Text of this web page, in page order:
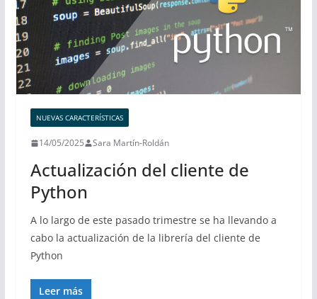
NUEVAS CARACTERÍSTICAS
14/05/2025 Sara Martín-Roldán
Actualización del cliente de
Python
A lo largo de este pasado trimestre se ha llevando a
cabo la actualización de la librería del cliente de
Python
Leer más